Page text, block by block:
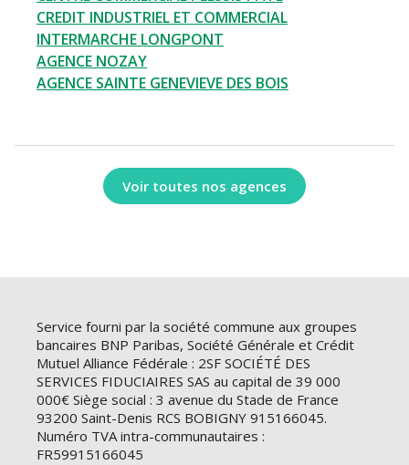
CREDIT INDUSTRIEL ET COMMERCIAL
INTERMARCHE LONGPONT
AGENCE NOZAY
AGENCE SAINTE GENEVIEVE DES BOIS
Voir toutes nos agences
Service fourni par la société commune aux groupes
bancaires BNP Paribas, Société Générale et Crédit
Mutuel Alliance Fédérale : 2SF SOCIÉTÉ DES
SERVICES FIDUCIAIRES SAS au capital de 39 000
000€ Siège social : 3 avenue du Stade de France
93200 Saint-Denis RCS BOBIGNY 915166045.
Numéro TVA intra-communautaires :
FR59915166045